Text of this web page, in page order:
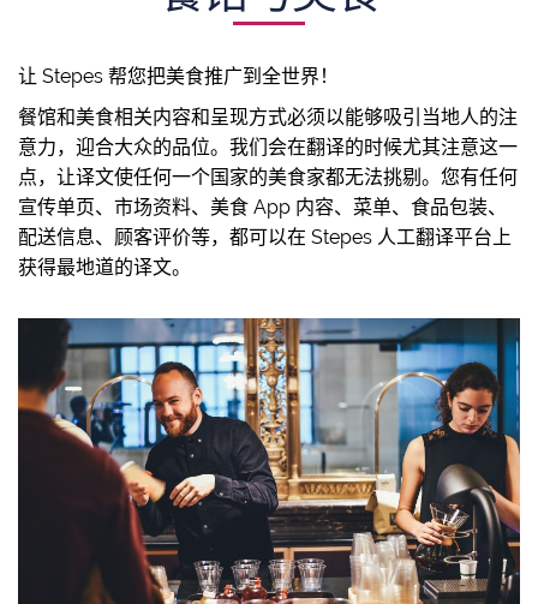
让 Stepes 帮您把美食推广到全世界！
餐馆和美食相关内容和呈现方式必须以能够吸引当地人的注
意力，迎合大众的品位。我们会在翻译的时候尤其注意这一
点，让译文使任何一个国家的美食家都无法挑剔。您有任何
宣传单页、市场资料、美食 App 内容、菜单、食品包装、
配送信息、顾客评价等，都可以在 Stepes 人工翻译平台上
获得最地道的译文。